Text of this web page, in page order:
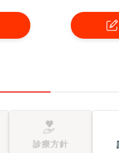
診療方針